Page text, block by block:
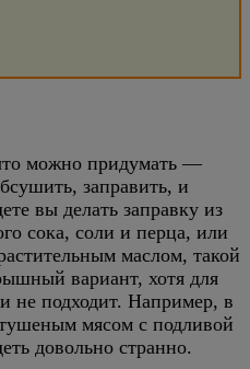
можно придумать —
заправить, и
вы делать заправку из
сока, соли и перца, или
маслом, такой
вариант, хотя для
не подходит. Например, в
мясом с подливой
довольно странно.